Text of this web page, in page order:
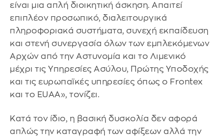
είναι μια απλή διοικητική άσκηση. Απαιτεί
επιπλέον προσωπικό, διαλειτουργικά
πληροφοριακά συστήματα, συνεχή εκπαίδευση
και στενή συνεργασία όλων των εμπλεκόμενων
Αρχών από την Αστυνομία και το Λιμενικό
μέχρι τις Υπηρεσίες Ασύλου, Πρώτης Υποδοχής
και τις ευρωπαϊκές υπηρεσίες όπως ο Frontex
και το EUAA», τονίζει.
Κατά τον ίδιο, η βασική δυσκολία δεν αφορά
απλώς την καταγραφή των αφίξεων αλλά την